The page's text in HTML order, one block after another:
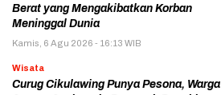
Berat yang Mengakibatkan Korban
Meninggal Dunia
Kamis, 6 Agu 2026 - 16:13 WIB
Wisata
Curug Cikulawing Punya Pesona, Warga